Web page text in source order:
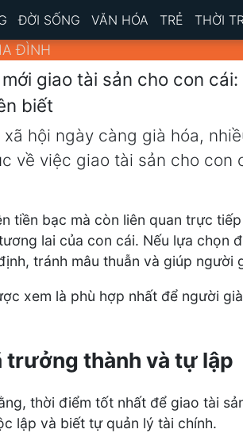
ĐỜI SỐNG VĂN HÓA TRẺ THỜI
ĐÌNH
giao tài sản cho con
biết
hội ngày càng già hóa,
về việc giao tài sản cho con
tiền bạc mà còn liên quan trực
lai của con cái. Nếu lựa chọn
tránh mâu thuẫn và giúp người
xem là phù hợp nhất để người
trưởng thành và tự lập
thời điểm tốt nhất để giao tài
lập và biết tự quản lý tài chính.